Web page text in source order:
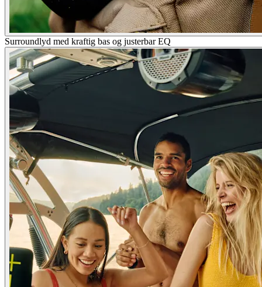
Surroundlyd med kraftig bas og justerbar EQ